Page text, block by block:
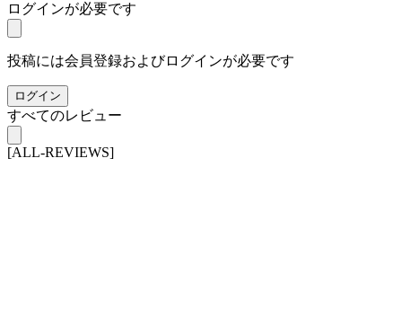
ログインが必要です
投稿には会員登録およびログインが必要です
ログイン
すべてのレビュー
[ALL-REVIEWS]